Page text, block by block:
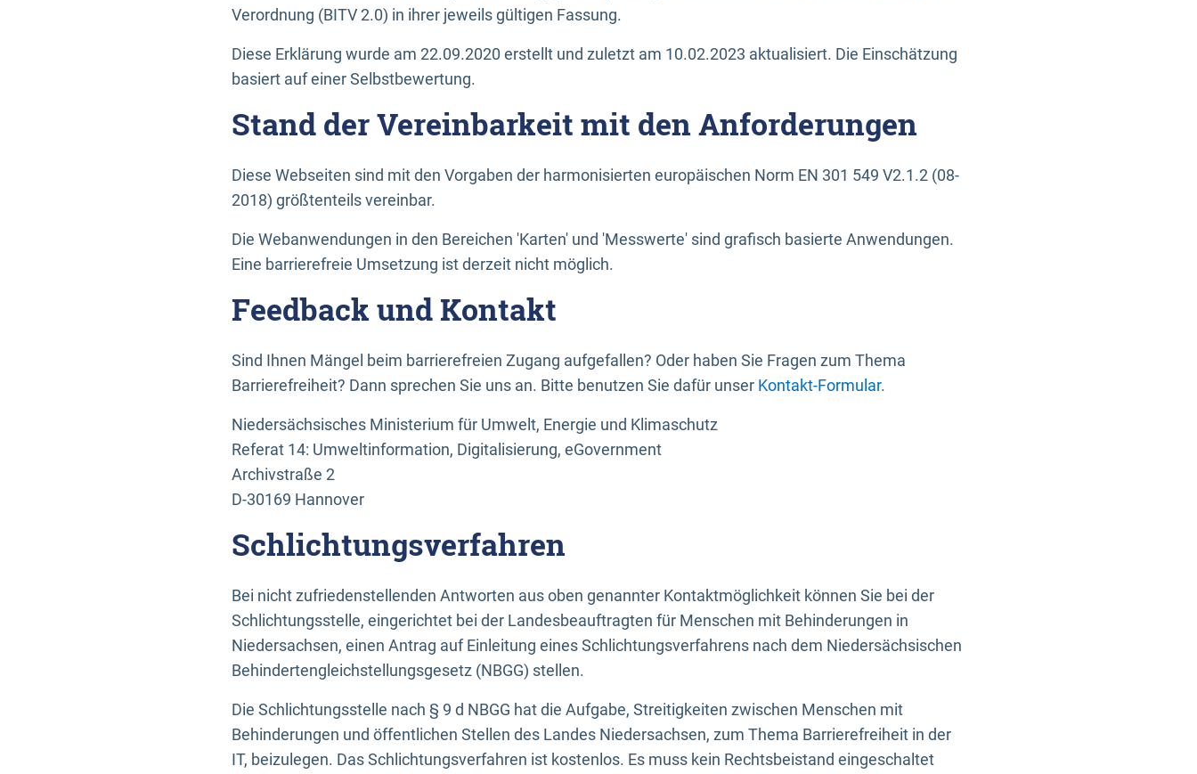
Verordnung (BITV 2.0) in ihrer jeweils gültigen Fassung.
Diese Erklärung wurde am 22.09.2020 erstellt und zuletzt am 10.02.2023 aktualisiert. Die Einschätzung
basiert auf einer Selbstbewertung.
Stand der Vereinbarkeit mit den Anforderungen
Diese Webseiten sind mit den Vorgaben der harmonisierten europäischen Norm EN 301 549 V2.1.2 (08-
2018) größtenteils vereinbar.
Die Webanwendungen in den Bereichen 'Karten' und 'Messwerte' sind grafisch basierte Anwendungen.
Eine barrierefreie Umsetzung ist derzeit nicht möglich.
Feedback und Kontakt
Sind Ihnen Mängel beim barrierefreien Zugang aufgefallen? Oder haben Sie Fragen zum Thema
Barrierefreiheit? Dann sprechen Sie uns an. Bitte benutzen Sie dafür unser Kontakt-Formular.
Niedersächsisches Ministerium für Umwelt, Energie und Klimaschutz
Referat 14: Umweltinformation, Digitalisierung, eGovernment
Archivstraße 2
D-30169 Hannover
Schlichtungsverfahren
Bei nicht zufriedenstellenden Antworten aus oben genannter Kontaktmöglichkeit können Sie bei der
Schlichtungsstelle, eingerichtet bei der Landesbeauftragten für Menschen mit Behinderungen in
Niedersachsen, einen Antrag auf Einleitung eines Schlichtungsverfahrens nach dem Niedersächsischen
Behindertengleichstellungsgesetz (NBGG) stellen.
Die Schlichtungsstelle nach § 9 d NBGG hat die Aufgabe, Streitigkeiten zwischen Menschen mit
Behinderungen und öffentlichen Stellen des Landes Niedersachsen, zum Thema Barrierefreiheit in der
IT, beizulegen. Das Schlichtungsverfahren ist kostenlos. Es muss kein Rechtsbeistand eingeschaltet